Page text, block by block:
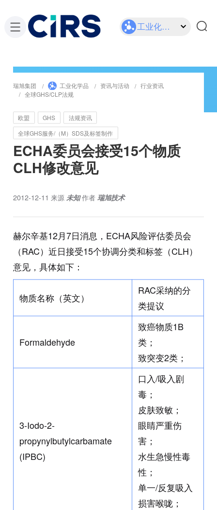
工业化学品
瑞旭集团 工业化学品 资讯与活动
行业资讯
全球GHS/CLP法规
欧盟 GHS
法规资讯
全球GHS服务/（M）SDS及标签制作
ECHA委员会接受15个物质
CLH修改意见
2012-12-11 来源 未知 作者 瑞旭技术
赫尔辛基12月7日消息，ECHA风险评估委员会
（RAC）近日接受15个协调分类和标签（CLH）
意见，具体如下：
物质名称（英文）
RAC采纳的分
类提议
Formaldehyde
致癌物质1B
类；
致突变2类；
3-Iodo-2-
propynylbutylcarbamate
(IPBC)
口入/吸入剧
毒；
皮肤致敏；
眼睛严重伤
害；
水生急慢性毒
性；
单一/反复吸入
损害喉咙；